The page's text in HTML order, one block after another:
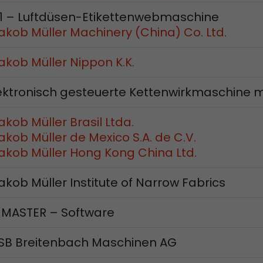
– Luftdüsen-Etikettenwebmaschine
Müller Machinery (China) Co. Ltd.
Müller Nippon K.K.
gesteuerte Kettenwirkmaschine
Müller Brasil Ltda.
Müller de Mexico S.A. de C.V.
Müller Hong Kong China Ltd.
Müller Institute of Narrow Fabrics
– Software
Breitenbach Maschinen AG
Laufzeit pro Sitzung
Zweck
Analytics nicht mehr verwendet. Für die
wird dieses Cookie dennoch geschrieben und
Browser geschlossen wird. Dieses Cookie muss
Debugging und der Verwendung des neuen ga.js
Codes nicht berücksichtigt werden.
Laufzeit 6 Monate
Dieses Cookie ist das Besucherquellen Cookie. Es